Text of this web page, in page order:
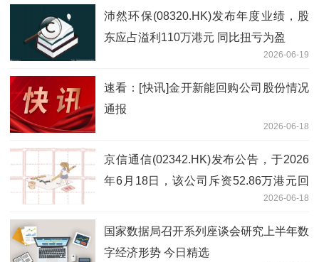
沛然环保(08320.HK)发布年度业绩，股
东应占溢利110万港元 同比扭亏为盈
2026-06-19
速看：[快讯]金开新能回购公司股份情况
通报
2026-06-18
京信通信(02342.HK)发布公告，于2026
年6月18日，该公司斥资52.86万港元回
2026-06-18
国家数据局召开系列座谈会研究上半年数
字经济形势 今日精选